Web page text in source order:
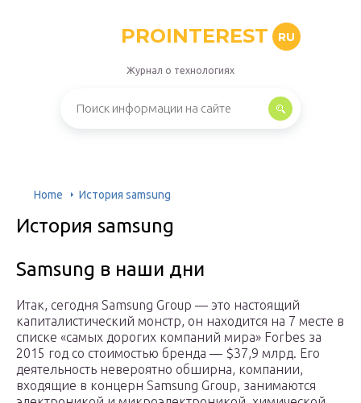
PROINTEREST RU
Журнал о технологиях
Home История samsung
История samsung
Samsung в наши дни
Итак, сегодня Samsung Group — это настоящий
капиталистический монстр, он находится на 7 месте в
списке «самых дорогих компаний мира» Forbes за
2015 год со стоимостью бренда — $37,9 млрд. Его
деятельность невероятно обширна, компании,
входящие в концерн Samsung Group, занимаются